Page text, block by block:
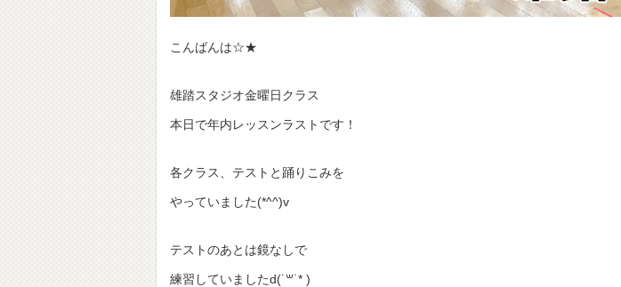
こんばんは☆★
雄踏スタジオ金曜日クラス
本日で年内レッスンラストです！
各クラス、テストと踊りこみを
やっていました(*^^)v
テストのあとは鏡なしで
練習していましたd(˙꒳​˙* )